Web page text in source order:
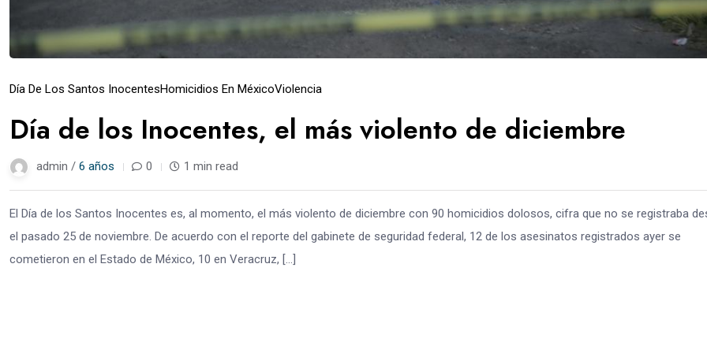
Día De Los Santos InocentesHomicidios En MéxicoViolencia
Día de los Inocentes, el más violento de diciembre
admin / 6 años 0 1 min read
El Día de los Santos Inocentes es, al momento, el más violento de diciembre con 90 homicidios dolosos, cifra que no se registraba
el pasado 25 de noviembre. De acuerdo con el reporte del gabinete de seguridad federal, 12 de los asesinatos registrados ayer se
cometieron en el Estado de México, 10 en Veracruz, […]